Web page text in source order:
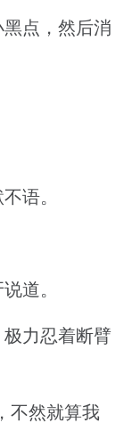
点，然后消
语。
道。
力忍着断臂
不然就算我